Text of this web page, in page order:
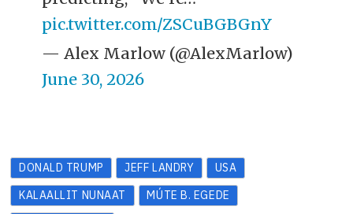
pic.twitter.com/ZSCuBGBGnY
— Alex Marlow (@AlexMarlow)
June 30, 2026
DONALD TRUMP JEFF LANDRY
USA
KALAALLIT NUNAAT
MÚTE B. EGEDE